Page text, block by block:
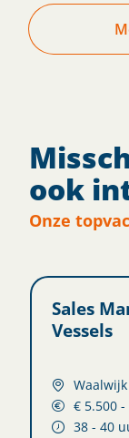
ook
Onze
Sales
Vessels
Waalwijk
€ 5.500
38 - 40